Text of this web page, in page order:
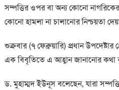
সম্পত্তির ওপর বা অন্য কোনো
কোনো হামলা না চালানোর নিশ্চয়তা
শুক্রবার (৭ ফেব্রুয়ারি) প্রধান
এক বিবৃতিতে এ আহ্বান জানানোর কথা
ড. মুহাম্মদ ইউনূস বলেছেন, যারা